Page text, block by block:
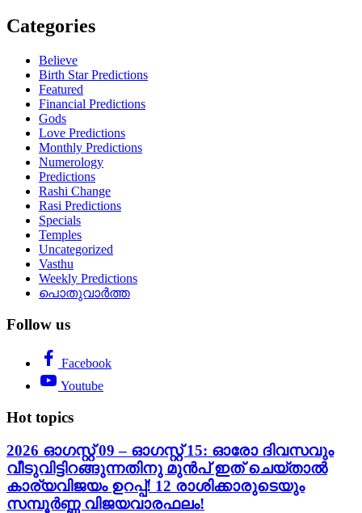
Categories
Believe
Birth Star Predictions
Featured
Financial Predictions
Gods
Love Predictions
Monthly Predictions
Numerology
Predictions
Rashi Change
Rasi Predictions
Specials
Temples
Uncategorized
Vasthu
Weekly Predictions
പൊതുവാർത്ത
Follow us
Facebook
Youtube
Hot topics
2026 ഓഗസ്റ്റ് 09 – ഓഗസ്റ്റ് 15: ഓരോ ദിവസവും
വീടുവിട്ടിറങ്ങുന്നതിനു മുൻപ് ഇത് ചെയ്താൽ
കാര്യവിജയം ഉറപ്പ്! 12 രാശിക്കാരുടെയും
സമ്പൂർണ്ണ വിജയവാരഫലം!